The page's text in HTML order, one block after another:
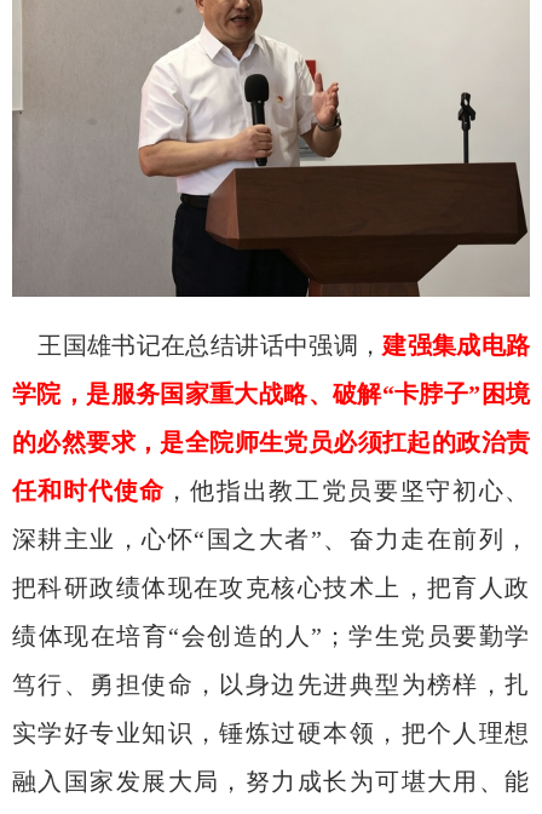
王国雄书记在总结讲话中强调，建强集成电路
学院， 是服务国家重大战略、破解“卡脖子”困境
的必然要求，是全院师生党员必须扛起的政治责
任和时代使命，他指出教工党员要坚守初心、
深耕主业，心怀“国之大者”、奋力走在前列，
把科研政绩体现在攻克核心技术上，把育人政
绩体现在培育“会创造的人”；学生党员要勤学
笃行、勇担使命，以身边先进典型为榜样，扎
实学好专业知识，锤炼过硬本领，把个人理想
融入国家发展大局，努力成长为可堪大用、能